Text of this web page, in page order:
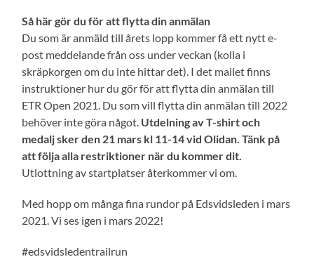
Så här gör du för att flytta din anmälan
Du som är anmäld till årets lopp kommer få ett nytt e-
post meddelande från oss under veckan (kolla i
skräpkorgen om du inte hittar det). I det mailet finns
instruktioner hur du gör för att flytta din anmälan till
ETR Open 2021. Du som vill flytta din anmälan till 2022
behöver inte göra något. Utdelning av T-shirt och
medalj sker den 21 mars kl 11-14 vid Olidan. Tänk på
att följa alla restriktioner när du kommer dit.
Utlottning av startplatser återkommer vi om.
Med hopp om många fina rundor på Edsvidsleden i mars
2021. Vi ses igen i mars 2022!
#edsvidsledentrailrun